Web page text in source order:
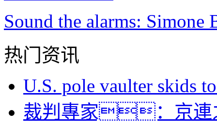
Sound the alarms:
热门资讯
U.S. pole vaulter skids
裁判專家：京連